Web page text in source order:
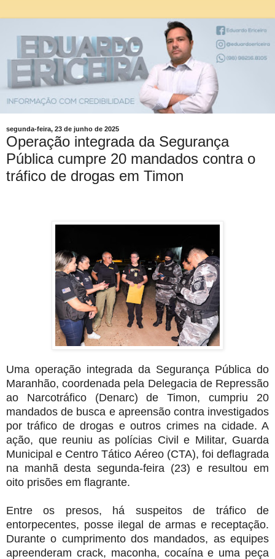
segunda-feira, 23 de junho de 2025
Operação integrada da Segurança
Pública cumpre 20 mandados contra o
tráfico de drogas em Timon
Uma operação integrada da Segurança Pública do
Maranhão, coordenada pela Delegacia de Repressão
ao Narcotráfico (Denarc) de Timon, cumpriu 20
mandados de busca e apreensão contra investigados
por tráfico de drogas e outros crimes na cidade. A
ação, que reuniu as polícias Civil e Militar, Guarda
Municipal e Centro Tático Aéreo (CTA), foi deflagrada
na manhã desta segunda-feira (23) e resultou em
oito prisões em flagrante.
Entre os presos, há suspeitos de tráfico de
entorpecentes, posse ilegal de armas e receptação.
Durante o cumprimento dos mandados, as equipes
apreenderam crack, maconha, cocaína e uma peça